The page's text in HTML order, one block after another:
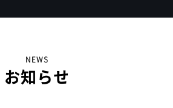
NEWS
お知らせ